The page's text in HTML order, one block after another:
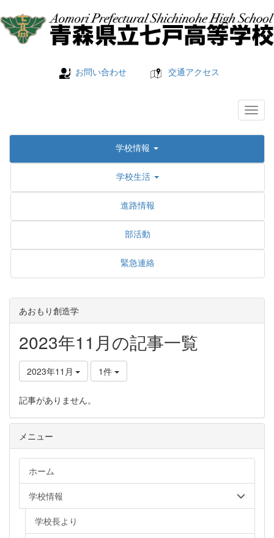
お問い合わせ 交通アクセス
学校情報
学校生活
進路情報
部活動
緊急連絡
あおもり創造学
2023年11月の記事一覧
2023年11月 1件
記事がありません。
メニュー
ホーム
学校情報
学校長より